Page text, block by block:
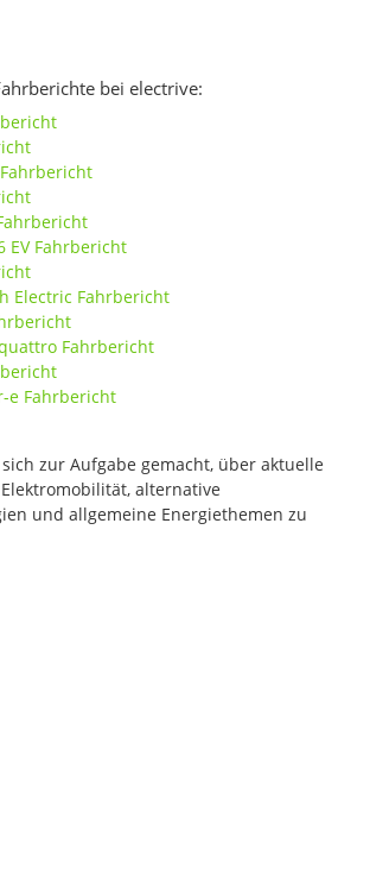
bei electrive:
zur Aufgabe gemacht, über aktuelle
alternative
und allgemeine Energiethemen zu